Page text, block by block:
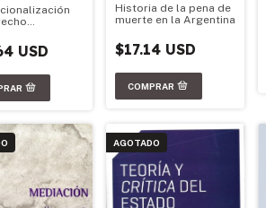
USD
Historia de la pena de
muerte en la Argentina
$17.14 USD
AGOTADO